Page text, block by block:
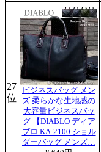
27
位
ビジネスバッグ メン
ズ 柔らかな生地感の
大容量ビジネスバッ
グ 【DIABLO ディア
ブロ KA-2100 ショル
ダーバッグ メンズ…